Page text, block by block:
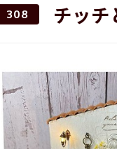
308 チッチ